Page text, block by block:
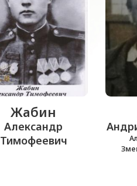
Жабин
Александр
Тимофеевич